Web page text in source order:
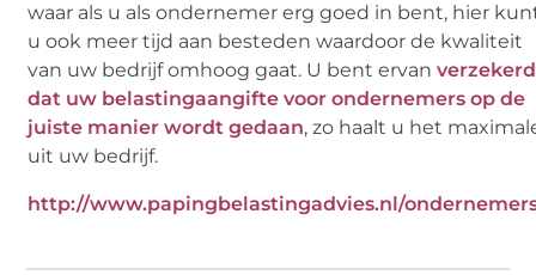
waar als u als ondernemer erg goed in bent, hier
u ook meer tijd aan besteden waardoor de kwaliteit
van uw bedrijf omhoog gaat. U bent ervanverzekerd
dat uw belastingaangifte voor ondernemers op de
juiste manier wordt gedaan, zo haalt u het
uit uw bedrijf.
http://www.papingbelastingadvies.nl/